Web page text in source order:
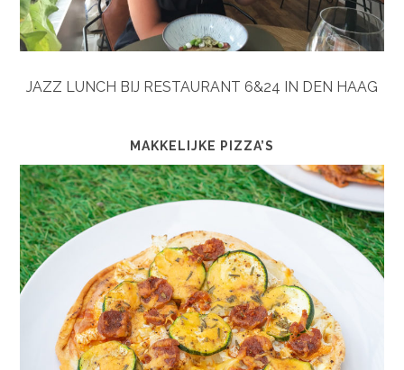
JAZZ LUNCH BIJ RESTAURANT 6&24 IN DEN HAAG
MAKKELIJKE PIZZA’S